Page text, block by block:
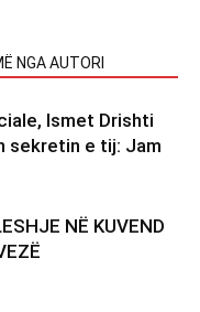
NGA AUTORI
Ismet Drishti
sekretin e tij: Jam
NË KUVEND